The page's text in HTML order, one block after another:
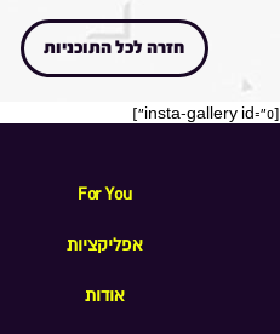
חזרה לכל התוכניות
[insta-gallery id="0"]
For You
אפליקציות
אודות